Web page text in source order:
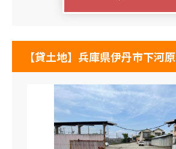
【貸土地】兵庫県伊丹市下河原